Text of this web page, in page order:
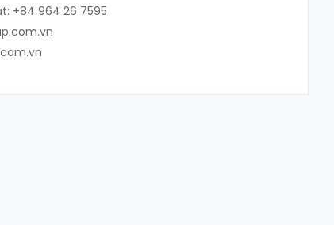
+84 964 26 7595